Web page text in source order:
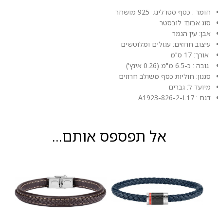
חומר : כסף סטרלינג 925 מושחר
סוג אבזם: לובסטר
אבן: עין הנמר
עיצוב חרוזים: עגולים ומלוטשים
אורך: 17 ס"מ
גובה : כ-6.5 מ"מ (0.26 אינץ')
סגנון: חוליות כסף משולב חרוזים
מיועד ל: גברים
דגם : A1923-826-2-L17
אל תפספס אותם...